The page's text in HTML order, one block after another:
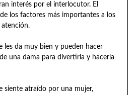
interés por el interlocutor. El
los factores más importantes a los
les da muy bien y pueden hacer
una dama para divertirla y hacerla
siente atraído por una mujer,